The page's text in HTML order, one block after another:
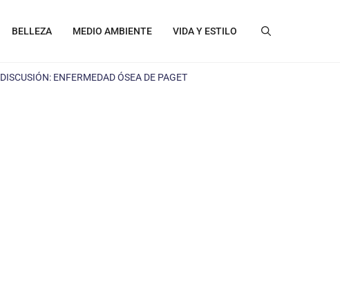
BELLEZA MEDIO AMBIENTE VIDA Y ESTILO
DISCUSIÓN: ENFERMEDAD ÓSEA DE PAGET